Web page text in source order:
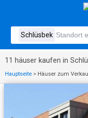
11 häuser kaufen in
Hauptseite > Häuser zum